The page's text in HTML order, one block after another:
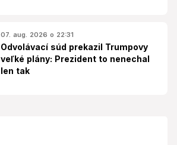
07. aug. 2026 o 22:31
Odvolávací súd prekazil Trumpovy
veľké plány: Prezident to nenechal
len tak